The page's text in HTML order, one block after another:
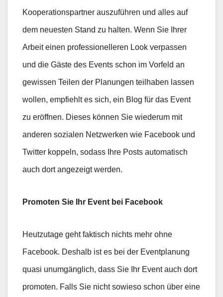
Kooperationspartner auszuführen und alles auf
dem neuesten Stand zu halten. Wenn Sie Ihrer
Arbeit einen professionelleren Look verpassen
und die Gäste des Events schon im Vorfeld an
gewissen Teilen der Planungen teilhaben lassen
wollen, empfiehlt es sich, ein Blog für das Event
zu eröffnen. Dieses können Sie wiederum mit
anderen sozialen Netzwerken wie Facebook und
Twitter koppeln, sodass Ihre Posts automatisch
auch dort angezeigt werden.
Promoten Sie Ihr Event bei Facebook
Heutzutage geht faktisch nichts mehr ohne
Facebook. Deshalb ist es bei der Eventplanung
quasi unumgänglich, dass Sie Ihr Event auch dort
promoten. Falls Sie nicht sowieso schon über eine